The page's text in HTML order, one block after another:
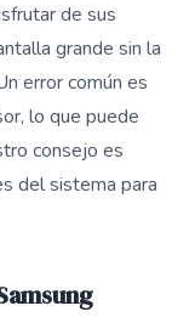
de sus
grande sin la
error común es
lo que puede
consejo es
del sistema para